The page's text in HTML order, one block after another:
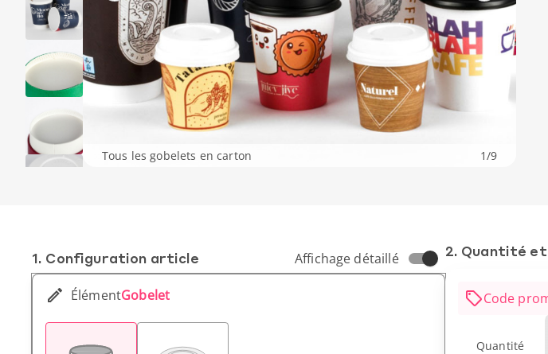
Tous les gobelets en carton 1/9
1. Conf­iguration article Affichage détaillé
ÉlémentGobelet
2. Quantité
Code
Quantité